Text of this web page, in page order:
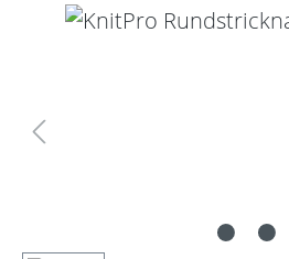
Bildergalerie überspringen